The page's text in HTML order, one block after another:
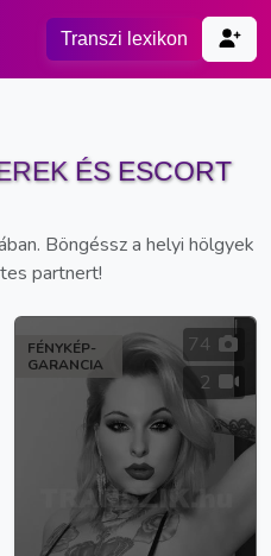
Transzi lexikon
ÉS ESCORT
Böngéssz a helyi hölgyek
partnert!
FÉNYKÉP-
GARANCIA
74
2